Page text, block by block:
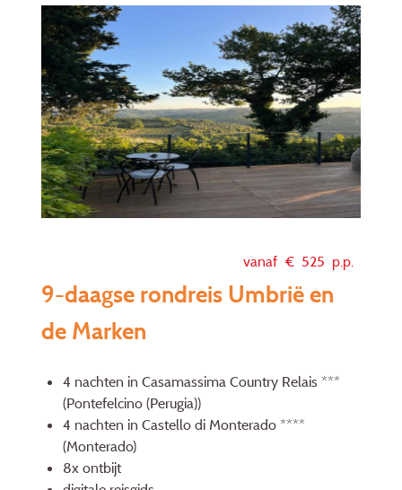
vanaf € 525 p.p.
9-daagse rondreis Umbrië en
de Marken
4 nachten in Casamassima Country Relais ***
(Pontefelcino (Perugia))
4 nachten in Castello di Monterado ****
(Monterado)
8x ontbijt